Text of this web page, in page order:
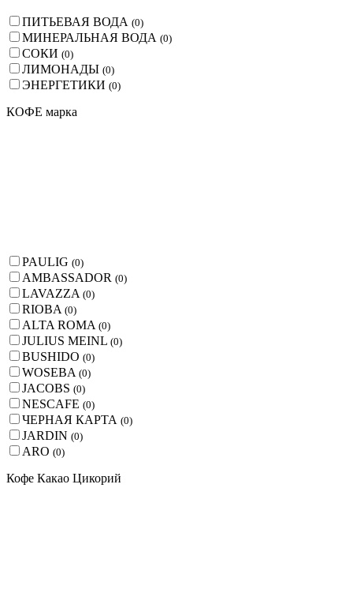
ПИТЬЕВАЯ ВОДА (0)
МИНЕРАЛЬНАЯ ВОДА (0)
СОКИ (0)
ЛИМОНАДЫ (0)
ЭНЕРГЕТИКИ (0)
КОФЕ марка
PAULIG (0)
AMBASSADOR (0)
LAVAZZA (0)
RIOBA (0)
ALTA ROMA (0)
JULIUS MEINL (0)
BUSHIDO (0)
WOSEBA (0)
JACOBS (0)
NESCAFE (0)
ЧЕРНАЯ КАРТА (0)
JARDIN (0)
ARO (0)
Кофе Какао Цикорий